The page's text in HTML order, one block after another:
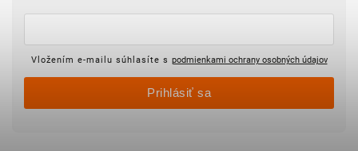
Vložením e-mailu súhlasíte s podmienkami ochrany osobných údajov
Prihlásiť sa